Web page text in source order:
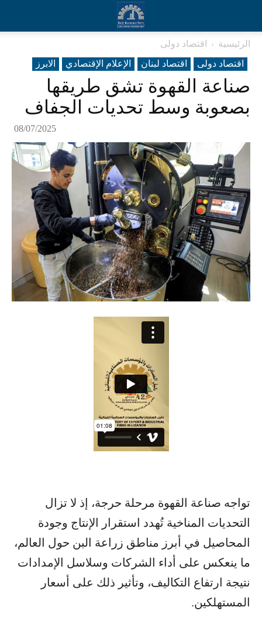
الرئيسية
اقتصاد دولی
اقتصاد دولی
اقتصاد لبنان الإعلام الإقتصادي الابرز
صناعة القهوة تشق طريقها
بصعوبة وسط تحديات الجفاف
08/07/2025
تواجه صناعة القهوة مرحلة حرجة، إذ لا تزال
التحديات المناخية تُهدد استقرار الإنتاج وجودة
المحاصيل في أبرز مناطق زراعة البن حول العالم،
ما ينعكس على أداء الشركات وسلاسل الإمدادات
نتيجة ارتفاع التكاليف، وتأثير ذلك على أسعار
المستهلكين.